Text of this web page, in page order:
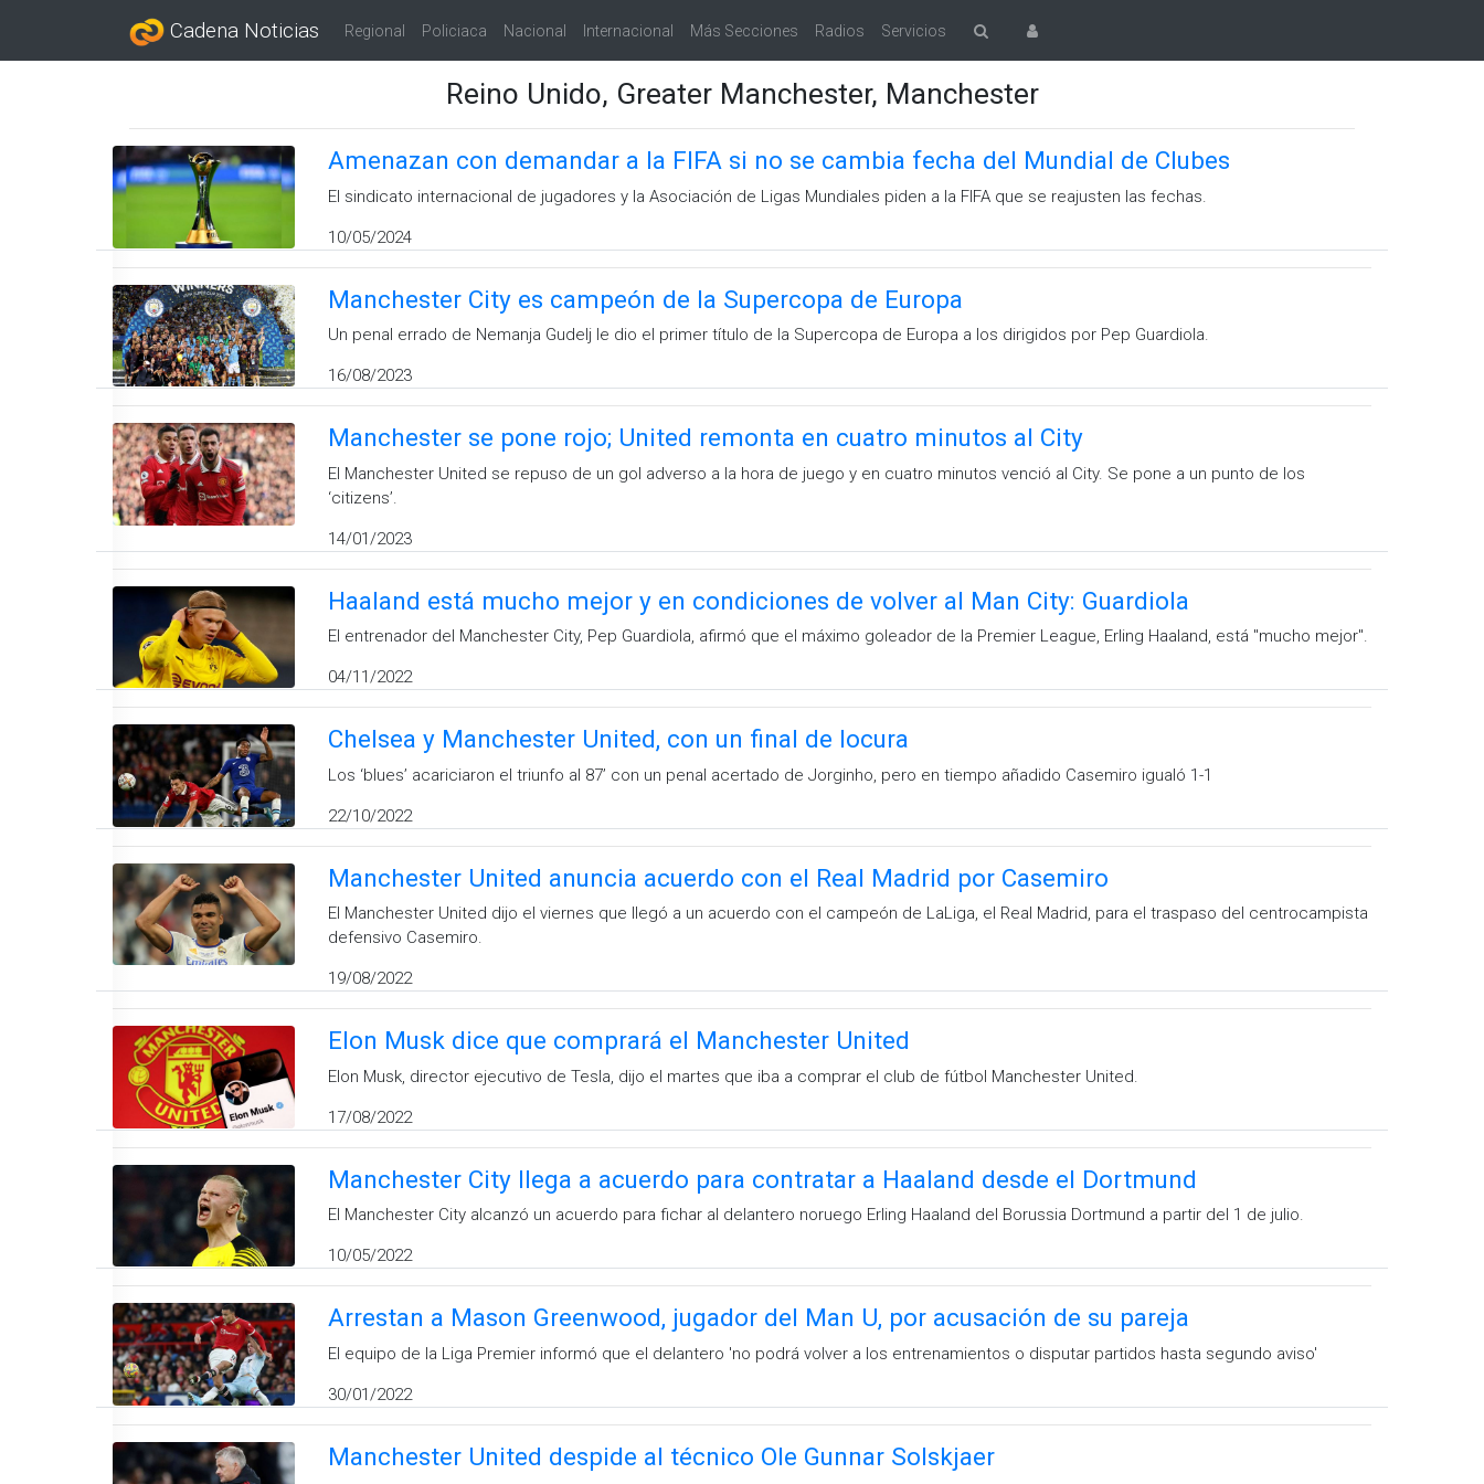
Cadena Noticias Regional Policiaca Nacional Internacional Más Secciones Radios Servicios
Reino Unido, Greater Manchester, Manchester
Amenazan con demandar a la FIFA si no se cambia fecha del Mundial de Clubes
El sindicato internacional de jugadores y la Asociación de Ligas Mundiales piden a la FIFA que se reajusten las fechas.
10/05/2024
Manchester City es campeón de la Supercopa de Europa
Un penal errado de Nemanja Gudelj le dio el primer título de la Supercopa de Europa a los dirigidos por Pep Guardiola.
16/08/2023
Manchester se pone rojo; United remonta en cuatro minutos al City
El Manchester United se repuso de un gol adverso a la hora de juego y en cuatro minutos venció al City. Se pone a un punto de los
‘citizens’.
14/01/2023
Haaland está mucho mejor y en condiciones de volver al Man City: Guardiola
El entrenador del Manchester City, Pep Guardiola, afirmó que el máximo goleador de la Premier League, Erling Haaland, está "mucho mejor".
04/11/2022
Chelsea y Manchester United, con un final de locura
Los ‘blues’ acariciaron el triunfo al 87’ con un penal acertado de Jorginho, pero en tiempo añadido Casemiro igualó 1-1
22/10/2022
Manchester United anuncia acuerdo con el Real Madrid por Casemiro
El Manchester United dijo el viernes que llegó a un acuerdo con el campeón de LaLiga, el Real Madrid, para el traspaso del centrocampista
defensivo Casemiro.
19/08/2022
Elon Musk dice que comprará el Manchester United
Elon Musk, director ejecutivo de Tesla, dijo el martes que iba a comprar el club de fútbol Manchester United.
17/08/2022
Manchester City llega a acuerdo para contratar a Haaland desde el Dortmund
El Manchester City alcanzó un acuerdo para fichar al delantero noruego Erling Haaland del Borussia Dortmund a partir del 1 de julio.
10/05/2022
Arrestan a Mason Greenwood, jugador del Man U, por acusación de su pareja
El equipo de la Liga Premier informó que el delantero 'no podrá volver a los entrenamientos o disputar partidos hasta segundo aviso'
30/01/2022
Manchester United despide al técnico Ole Gunnar Solskjaer